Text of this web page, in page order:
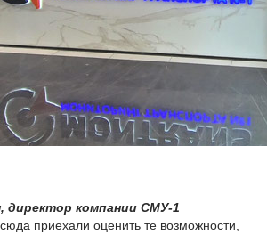
директор компании СМУ-1
приехали оценить те возможности,